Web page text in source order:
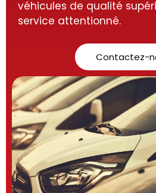
véhicules de qualité
service attentionné.
Contactez-